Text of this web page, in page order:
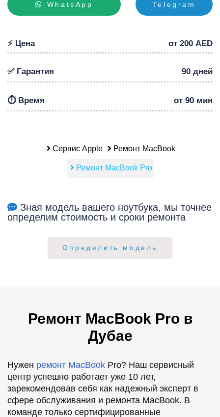
WhatsApp Telegram
⚡️ Цена от 200 AED
✅ Гарантия 90 дней
⏱️ Время от 90 мин
Сервис Apple Ремонт MacBook
Ремонт MacBook Pro
Зная модель вашего ноутбука, мы точнее
определим стоимость и сроки ремонта
Определить модель
Ремонт MacBook Pro в
Дубае
Нужен ремонт MacBook Pro? Наш сервисный
центр успешно работает уже 10 лет,
зарекомендовав себя как надежный эксперт в
сфере обслуживания и ремонта MacBook. В
команде только сертифицированные